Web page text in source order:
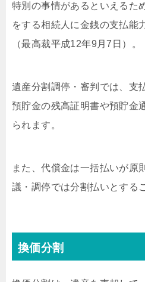
特別の事情があるといえるた
をする相続人に金銭の支払能
（最高裁平成12年9月7日）。
遺産分割調停・審判では、支
預貯金の残高証明書や預貯金
られます。
また、代償金は一括払いが原
議・調停では分割払いとする
換価分割